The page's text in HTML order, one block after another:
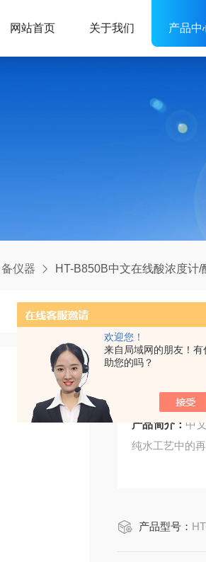
欢迎您！
来自局域网的朋友！有
助您的吗？
网站首页 关于我们 产品中
仪器 HT-B850B中文在线酸浓度计/酸浓度在线监测
中文在
产品简介： 中
纯水工艺中的
产品型号：